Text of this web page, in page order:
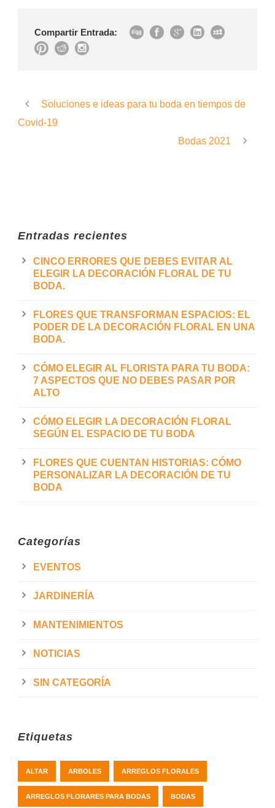
Compartir Entrada:
Soluciones e ideas para tu boda en tiempos de
Covid-19
Bodas 2021
Entradas recientes
CINCO ERRORES QUE DEBES EVITAR AL
ELEGIR LA DECORACIÓN FLORAL DE TU
BODA.
FLORES QUE TRANSFORMAN ESPACIOS: EL
PODER DE LA DECORACIÓN FLORAL EN UNA
BODA.
CÓMO ELEGIR AL FLORISTA PARA TU BODA:
7 ASPECTOS QUE NO DEBES PASAR POR
ALTO
CÓMO ELEGIR LA DECORACIÓN FLORAL
SEGÚN EL ESPACIO DE TU BODA
FLORES QUE CUENTAN HISTORIAS: CÓMO
PERSONALIZAR LA DECORACIÓN DE TU
BODA
Categorías
EVENTOS
JARDINERÍA
MANTENIMIENTOS
NOTICIAS
SIN CATEGORÍA
Etiquetas
ALTAR ARBOLES ARREGLOS FLORALES
ARREGLOS FLORARES PARA BODAS BODAS